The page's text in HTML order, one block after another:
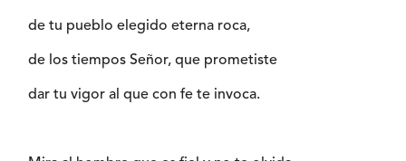
de tu pueblo elegido eterna roca,
de los tiempos Señor, que prometiste
dar tu vigor al que con fe te invoca.